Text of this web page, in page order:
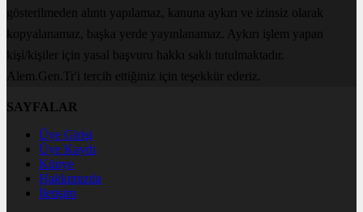
gösterilmeden alıntı yapılamaz, kanuna aykırı ve izinsiz olarak
kopyalanamaz, başka yerde yayınlanamaz. Aykırı işlem yapan
kişi/kişiler için yasal başvuru hakkı saklı tutulmaktadır.
Alem.Gen.Tr'i tercih ettiğiniz için teşekkür ederiz.
SAYFALAR
Üye Girişi
Üye Kaydı
Künye
Hakkımızda
İletişim